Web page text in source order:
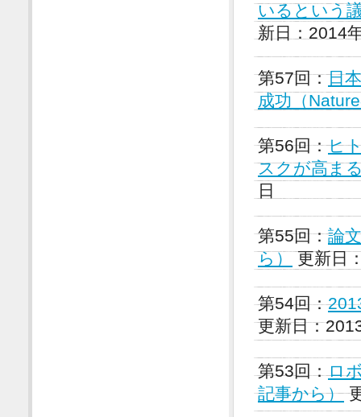
いるという
新日：2014
第57回：日
成功（
第56回：ヒ
スクが高ま
日
第55回：論
ら）更新日
第54回：
更新日：
第53回：ロ
記事から）